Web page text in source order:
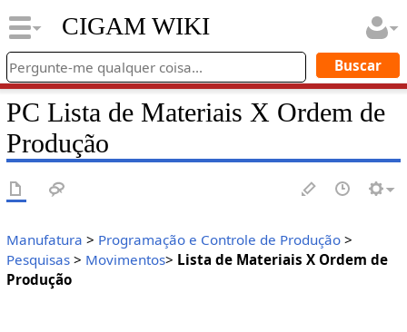
CIGAM WIKI
PC Lista de Materiais X Ordem de
Produção
Manufatura > Programação e Controle de Produção>
Pesquisas> Movimentos> Lista de Materiais X Ordem de
Produção